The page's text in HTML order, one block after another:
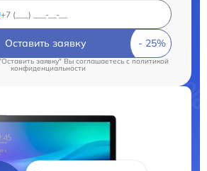
Оставить заявку
заявку" Вы соглашаетесь c политикой
конфиденциальности